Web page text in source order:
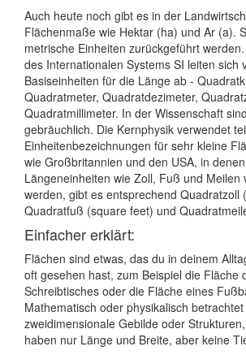
Auch heute noch gibt es in der
Flächenmaße wie Hektar (ha) und Ar (a).
metrische Einheiten zurückgeführt
des Internationalen Systems SI leiten sich
Basiseinheiten für die Länge ab -
Quadratmeter, Quadratdezimeter,
Quadratmillimeter. In der Wissenschaft
gebräuchlich. Die Kernphysik verwendet
Einheitenbezeichnungen für sehr kleine
wie Großbritannien und den USA, in
Längeneinheiten wie Zoll, Fuß und Meilen
werden, gibt es entsprechend Quadratzoll
Quadratfuß (square feet) und
Einfacher erklärt:
Flächen sind etwas, das du in deinem
oft gesehen hast, zum Beispiel die Fläche
Schreibtisches oder die Fläche eines
Mathematisch oder physikalisch
zweidimensionale Gebilde oder
haben nur Länge und Breite, aber keine